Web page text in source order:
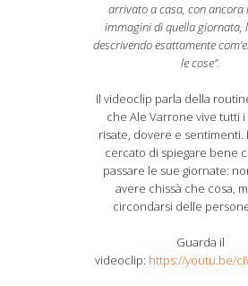
arrivato a casa, con ancora
immagini di quella giornata,
descrivendo esattamente
le cose”.
Il videoclip parla della
che Ale Varrone vive tutti
risate, dovere e sentimenti.
cercato di spiegare bene
passare le sue giornate:
avere chissà che cosa,
circondarsi delle
Guarda il
videoclip: https://youtu.be/